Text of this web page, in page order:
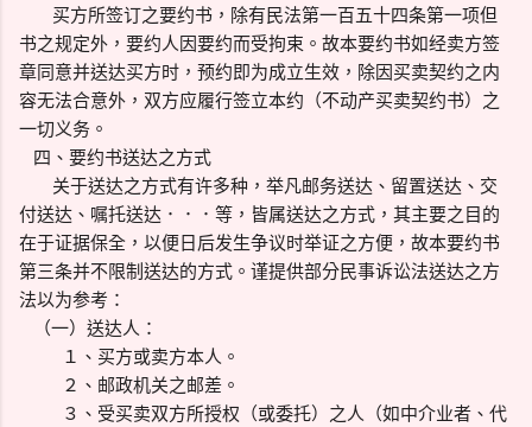
买方所签订之要约书，除有民法第一百五十四条第一项但
书之规定外，要约人因要约而受拘束。故本要约书如经卖方签
章同意并送达买方时，预约即为成立生效，除因买卖契约之内
容无法合意外，双方应履行签立本约（不动产买卖契约书）之
一切义务。
四、要约书送达之方式
关于送达之方式有许多种，举凡邮务送达、留置送达、交
付送达、嘱托送达．．．等，皆属送达之方式，其主要之目的
在于证据保全，以便日后发生争议时举证之方便，故本要约书
第三条并不限制送达的方式。谨提供部分民事诉讼法送达之方
法以为参考：
（一）送达人：
１、买方或卖方本人。
２、邮政机关之邮差。
３、受买卖双方所授权（或委托）之人（如中介业者、代